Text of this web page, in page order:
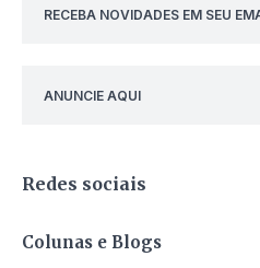
RECEBA NOVIDADES EM SEU
ANUNCIE AQUI
Redes sociais
Colunas e Blogs